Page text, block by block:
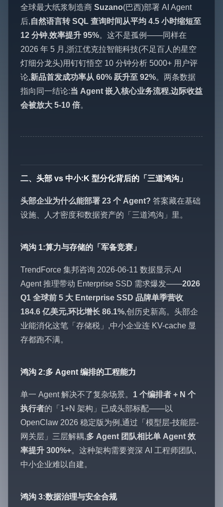
全球最大纸浆制造商 Suzano(巴西)部署 AI Agent
后,自然语言转 SQL 查询时间从平均 4.5 小时缩短至
12 分钟,效率提升 95%。这不是孤例——同样在
2026 年 5 月,浙江优克拉智能科技(不足百人的星空
灯细分龙头)用钉钉悟空 10 分钟分析 5000+ 用户评
论,新品首发成功率从 60% 跃升至 92%。两条数据
指向同一结论:当 Agent 嵌入核心业务流程,边际收益
会被放大 5-10 倍。
二、头部 vs 中小:K 型分化背后的「三道鸿沟」
头部企业为什么能部署 23 个 Agent? 答案藏在基础
设施、人才密度和数据资产的「三道鸿沟」里。
鸿沟 1:算力与存储的「军备竞赛」
TrendForce 集邦咨询 2026-06-11 数据显示,AI
Agent 推理带动 Enterprise SSD 需求爆发——2026
Q1 全球前 5 大 Enterprise SSD 品牌单季营收
184.6 亿美元,环比增长 86.1%,创历史新高。头部企
业能消化这笔「存储税」,中小企业连 KV-cache 显
存都跑不满。
鸿沟 2:多 Agent 编排的工程能力
单一 Agent 解决不了复杂场景。 1 个编排者 + N 个
执行者的「1+N 架构」已成头部标配——以
OpenClaw 2026 稳定版为例,通过「模型层-技能层-
网关层」三层解耦,多 Agent 团队相比单 Agent 效
率提升 300%+。这种架构需要资深 AI 工程师团队,
中小企业难以自建。
鸿沟 3:数据治理与安全合规